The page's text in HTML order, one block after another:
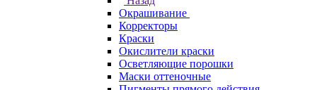
Окрашивание
Корректоры
Краски
Окислители краски
Осветляющие порошки
Маски оттеночные